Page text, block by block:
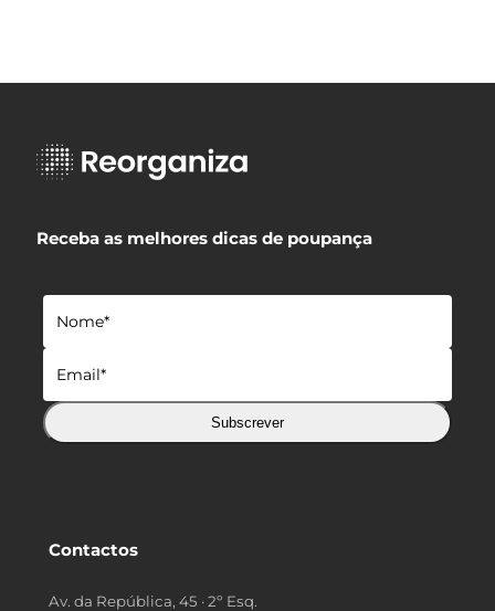
Receba as melhores dicas de poupança
Subscrever
Contactos
Av. da República, 45 · 2º Esq.